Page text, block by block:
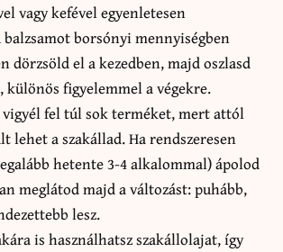
vagy kefével egyenletesen
borsónyi mennyiségben
dörzsöld el a kezedben, majd oszlasd
különös figyelemmel a végekre.
vigyél fel túl sok terméket, mert attól
lehet a szakállad. Ha rendszeresen
hetente 3-4 alkalommal) ápolod
meglátod majd a változást: puhább,
lesz.
is használhatsz szakállolajat, így